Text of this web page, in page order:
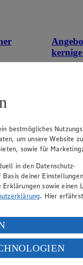
500g
bestmögliches
um unsere Website zu
sowie für
in den Datenschutz-
deiner
sowie einen
. Hier
durch Facebook und
Art. 49 Abs. 1 Satz 1 lit.
sieht die USA als
an. Es